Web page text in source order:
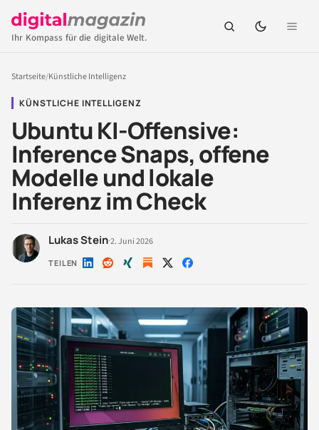
Ihr Kompass für die digitale Welt.
Startseite/Künstliche Intelligenz
KÜNSTLICHE INTELLIGENZ
Ubuntu KI-Offensive:
Inference Snaps, offene
Modelle und lokale
Inferenz im Check
Lukas Stein·2. Juni 2026
TEILEN Auf Auf Auf Auf Auf